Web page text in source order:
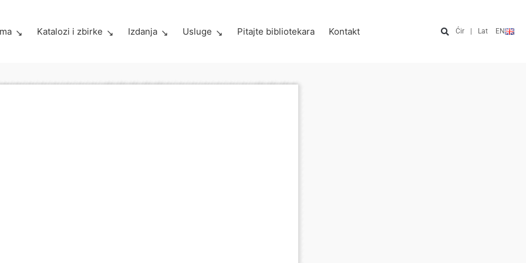
Katalozi i zbirke Izdanja Usluge Pitajte bibliotekara Kontakt Ćir Lat EN